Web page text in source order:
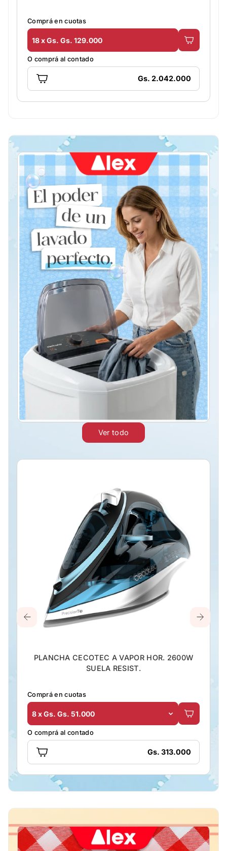
Comprá en cuotas
18 x Gs. Gs. 129.000
O comprá al contado
Gs. 2.042.000
Ver todo
PLANCHA CECOTEC A VAPOR HOR. 2600W
SUELA RESIST.
Comprá en cuotas
8 x Gs. Gs. 51.000
O comprá al contado
Gs. 313.000